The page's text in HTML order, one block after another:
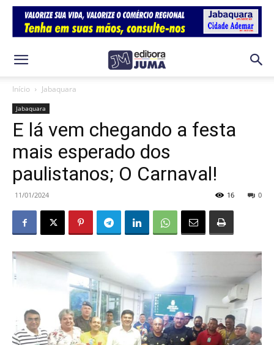
Início Jabaquara
Jabaquara
E lá vem chegando a festa
mais esperado dos
paulistanos; O Carnaval!
11/01/2024 0
16